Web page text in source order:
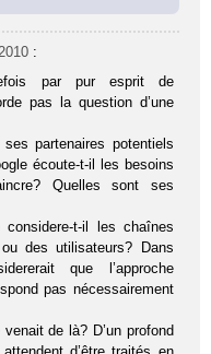
:
par pur esprit de
pas la question d’une
partenaires potentiels
écoute-t-il les besoins
Quelles sont ses
considere-t-il les chaînes
des utilisateurs? Dans
que l’approche
pas nécessairement
de là? D’un profond